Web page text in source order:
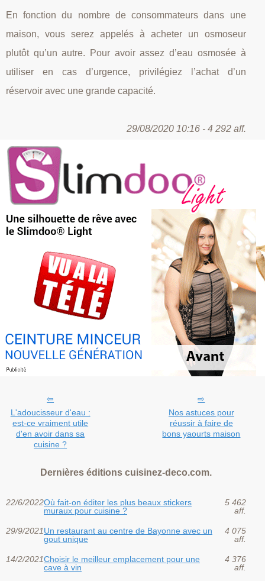
En fonction du nombre de consommateurs dans une
maison, vous serez appelés à acheter un osmoseur
plutôt qu’un autre. Pour avoir assez d’eau osmosée à
utiliser en cas d’urgence, privilégiez l’achat d’un
réservoir avec une grande capacité.
29/08/2020 10:16 - 4 292 aff.
L'adoucisseur d'eau :
est-ce vraiment utile
d'en avoir dans sa
cuisine ?
Nos astuces pour
réussir à faire de
bons yaourts maison
Dernières éditions cuisinez-deco.com.
22/6/2022Où fait-on éditer les plus beaux stickers
muraux pour cuisine ?
5 462
aff.
29/9/2021Un restaurant au centre de Bayonne avec un
gout unique
4 075
aff.
14/2/2021Choisir le meilleur emplacement pour une
cave à vin
4 376
aff.